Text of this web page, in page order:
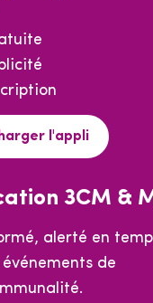
l'appli
3CM &
alerté en
de